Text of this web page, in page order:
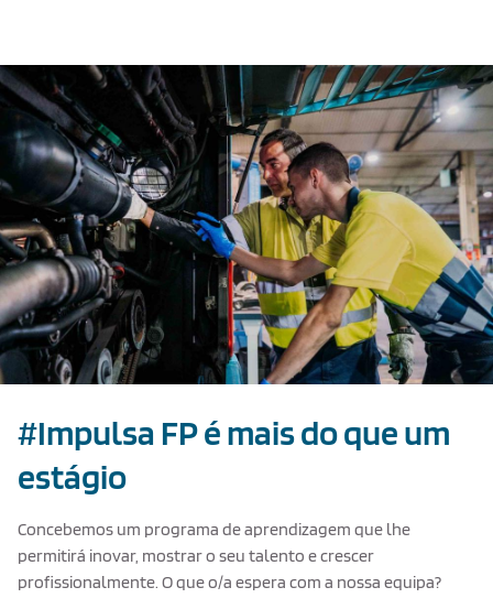
Texto de ejemplo
#Impulsa FP é mais do que um
estágio
Concebemos um programa de aprendizagem que lhe
permitirá inovar, mostrar o seu talento e crescer
profissionalmente. O que o/a espera com a nossa equipa?